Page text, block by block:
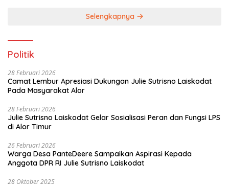
Selengkapnya
Politik
28 Februari 2026
Camat Lembur Apresiasi Dukungan Julie Sutrisno Laiskodat
Pada Masyarakat Alor
28 Februari 2026
Julie Sutrisno Laiskodat Gelar Sosialisasi Peran dan Fungsi LPS
di Alor Timur
26 Februari 2026
Warga Desa PanteDeere Sampaikan Aspirasi Kepada
Anggota DPR RI Julie Sutrisno Laiskodat
28 Oktober 2025